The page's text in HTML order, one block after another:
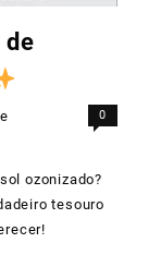
de
0
ozonizado?
tesouro